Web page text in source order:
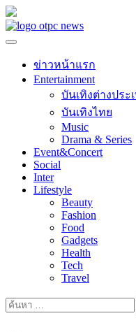
Skip
to
ข่าวหน้าแรก
Entertainment
บันเทิงต่างประ
บันเทิงไทย
Music
Drama & Series
Event&Concert
Social
Inter
Lifestyle
Beauty
Fashion
Food
Gadgets
Health
Tech
Travel
ค้นหา